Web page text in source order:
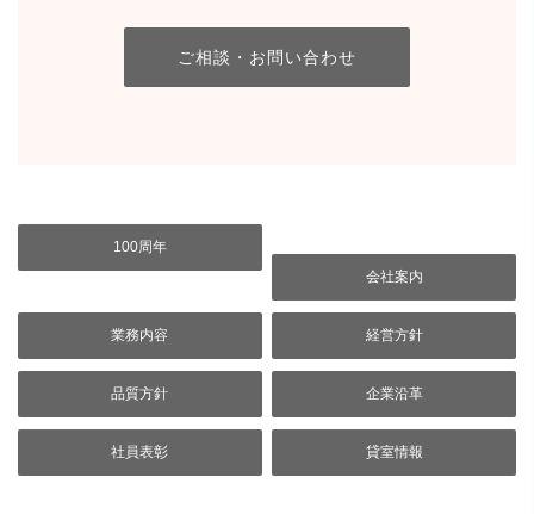
ご相談・お問い合わせ
100周年
会社案内
業務内容 経営方針
品質方針 企業沿革
社員表彰 貸室情報